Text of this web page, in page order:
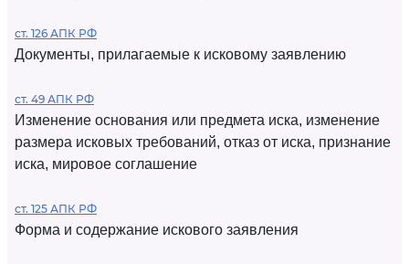
ст. 126 АПК РФ
Документы, прилагаемые к исковому заявлению
ст. 49 АПК РФ
Изменение основания или предмета иска, изменение
размера исковых требований, отказ от иска, признание
иска, мировое соглашение
ст. 125 АПК РФ
Форма и содержание искового заявления